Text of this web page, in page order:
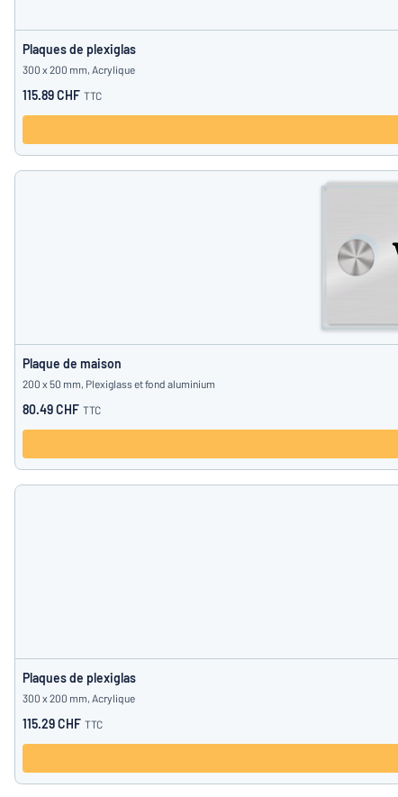
Plaques de plexiglas
300 x 200 mm, Acrylique
115.89 CHF TTC
Plaque de maison
200 x 50 mm, Plexiglass et fond aluminium
80.49 CHF TTC
Plaques de plexiglas
300 x 200 mm, Acrylique
115.29 CHF TTC